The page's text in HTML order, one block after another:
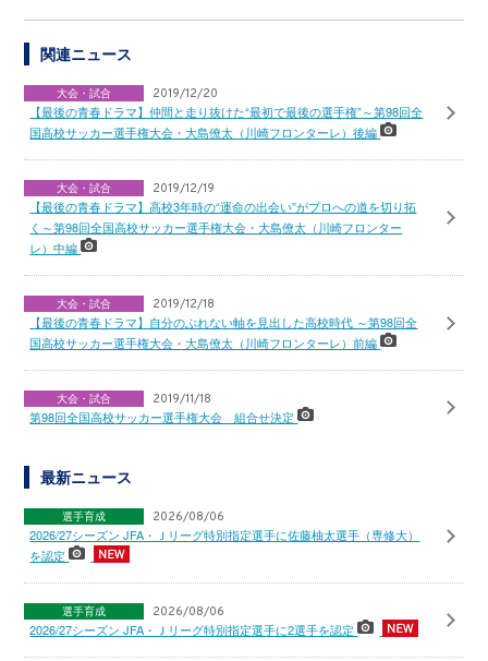
関連ニュース
大会・試合 2019/12/20
【最後の青春ドラマ】仲間と走り抜けた“最初で最後の選手権”～第98回全
国高校サッカー選手権大会・大島僚太（川崎フロンターレ）後編
大会・試合 2019/12/19
【最後の青春ドラマ】高校3年時の“運命の出会い”がプロへの道を切り拓
く～第98回全国高校サッカー選手権大会・大島僚太（川崎フロンター
レ）中編
大会・試合 2019/12/18
【最後の青春ドラマ】自分のぶれない軸を見出した高校時代 ～第98回全
国高校サッカー選手権大会・大島僚太（川崎フロンターレ）前編
大会・試合 2019/11/18
第98回全国高校サッカー選手権大会 組合せ決定
最新ニュース
選手育成 2026/08/06
2026/27シーズン JFA・Ｊリーグ特別指定選手に佐藤柚太選手（専修大）
を認定
選手育成 2026/08/06
2026/27シーズン JFA・Ｊリーグ特別指定選手に2選手を認定